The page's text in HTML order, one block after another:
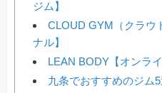
ジム】
CLOUD GYM（クラウ
ナル】
LEAN BODY【オンラ
九条でおすすめのジム